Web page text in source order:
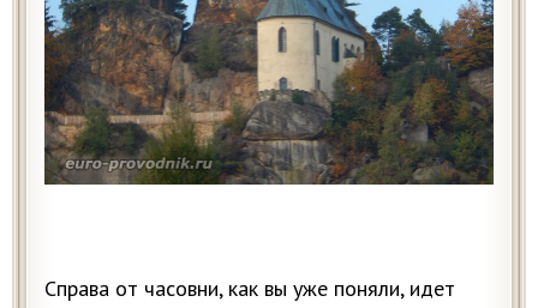
Справа от часовни, как вы уже поняли, идет